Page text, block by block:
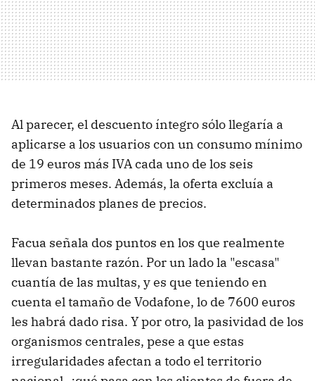
Al parecer, el descuento íntegro sólo llegaría a
aplicarse a los usuarios con un consumo mínimo
de 19 euros más IVA cada uno de los seis
primeros meses. Además, la oferta excluía a
determinados planes de precios.
Facua señala dos puntos en los que realmente
llevan bastante razón. Por un lado la "escasa"
cuantía de las multas, y es que teniendo en
cuenta el tamaño de Vodafone, lo de 7600 euros
les habrá dado risa. Y por otro, la pasividad de los
organismos centrales, pese a que estas
irregularidades afectan a todo el territorio